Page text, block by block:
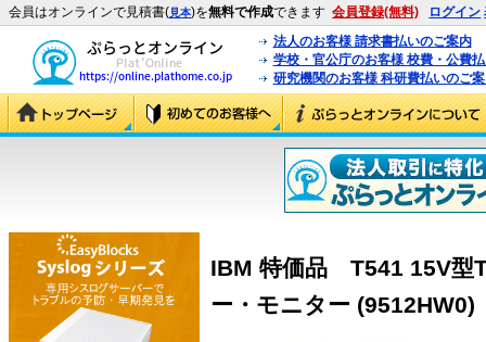
会員はオンラインで見積書(見本)を無料で作成できます 会員登録(無料) ログイン
法人のお客様 請求書払いのご案内
学校・官公庁のお客様 校費・公費
研究機関のお客様 科研費払いのご
IBM 特価品 T541 15V型
ー・モニター (9512HW0)